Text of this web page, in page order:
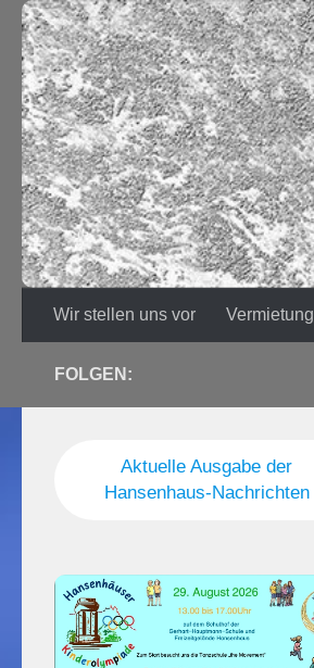
Zum Inhalt springen
Wir stellen uns vor Vermietung
FOLGEN:
Aktuelle Ausgabe der
Hansenhaus-Nachrichten